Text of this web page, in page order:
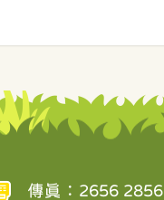
傳真：2656 2856